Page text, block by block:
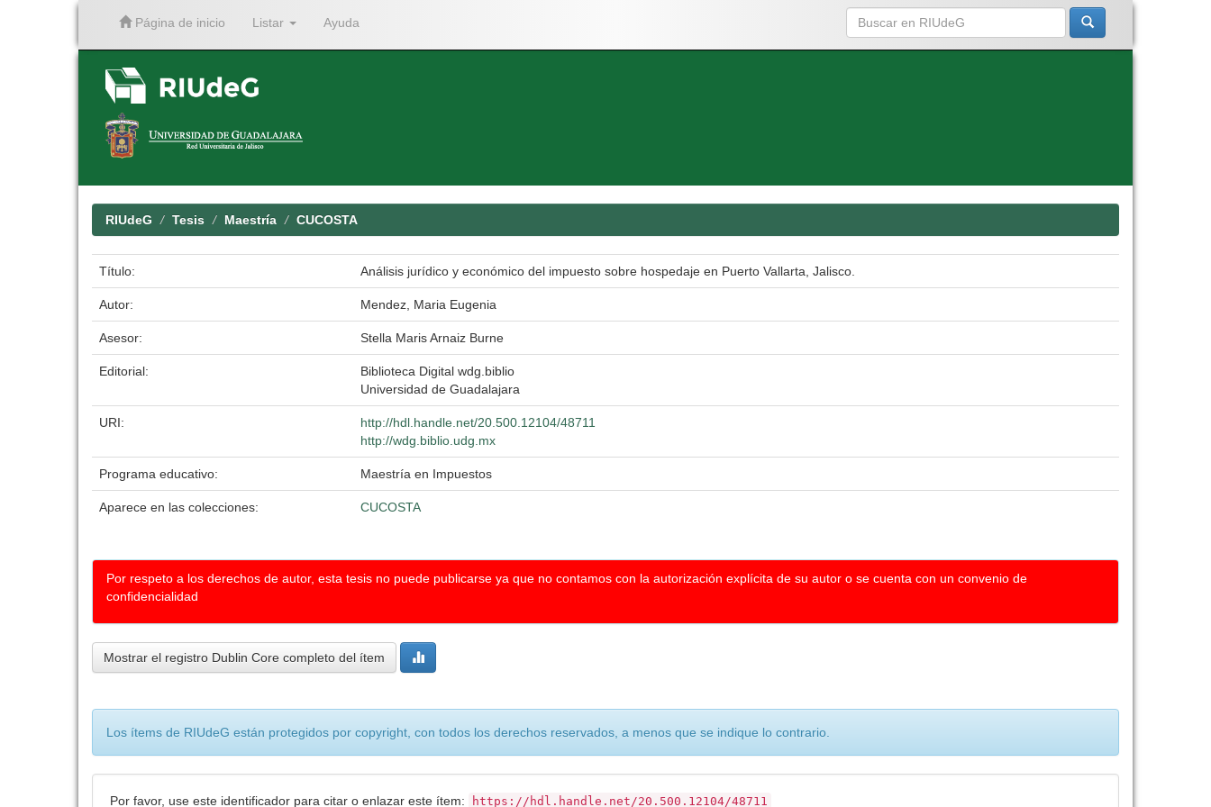
Página de inicio Listar Ayuda
RIUdeG Tesis Maestría CUCOSTA
Título: Análisis jurídico y económico del impuesto sobre hospedaje en Puerto Vallarta, Jalisco.
Autor: Mendez, Maria Eugenia
Asesor: Stella Maris Arnaiz Burne
Editorial:
Biblioteca Digital wdg.biblio
Universidad de Guadalajara
URI:
http://hdl.handle.net/20.500.12104/48711
http://wdg.biblio.udg.mx
Programa educativo: Maestría en Impuestos
Aparece en las colecciones: CUCOSTA
Por respeto a los derechos de autor, esta tesis no puede publicarse ya que no contamos con la autorización explícita de su autor o se cuenta con un convenio de
confidencialidad
Mostrar el registro Dublin Core completo del ítem
Los ítems de RIUdeG están protegidos por copyright, con todos los derechos reservados, a menos que se indique lo contrario.
Por favor, use este identificador para citar o enlazar este ítem: https://hdl.handle.net/20.500.12104/48711